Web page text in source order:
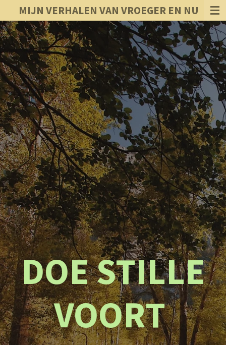
direct
naar
de
hoofdinhoud
MIJN VERHALEN VAN VROEGER EN NU
DOE STILLE
VOORT